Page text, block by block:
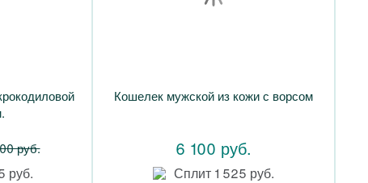
руб.
руб.
Кошелек мужской из кожи с ворсом
6 100 руб.
Сплит 1 525 руб.